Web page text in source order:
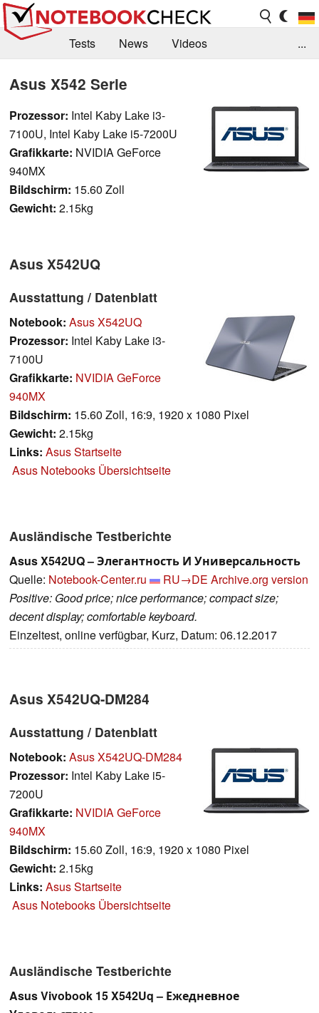
Tests News
Videos
Jobs
Forum
...
Asus X542 Serie
Prozessor: Intel Kaby Lake i3-
7100U, Intel Kaby Lake i5-7200U
Grafikkarte: NVIDIA GeForce
940MX
Bildschirm: 15.60 Zoll
Gewicht: 2.15kg
Asus X542UQ
Ausstattung / Datenblatt
Notebook: Asus X542UQ
Prozessor: Intel Kaby Lake i3-
7100U
Grafikkarte: NVIDIA GeForce
940MX
Bildschirm: 15.60 Zoll, 16:9, 1920 x 1080 Pixel
Gewicht: 2.15kg
Links: Asus Startseite
Asus Notebooks Übersichtseite
Ausländische Testberichte
Asus X542UQ – Элегантность И Универсальность
Quelle: Notebook-Center.ru RU→DE Archive.org version
Positive: Good price; nice performance; compact size;
decent display; comfortable keyboard.
Einzeltest, online verfügbar, Kurz, Datum: 06.12.2017
Asus X542UQ-DM284
Ausstattung / Datenblatt
Notebook: Asus X542UQ-DM284
Prozessor: Intel Kaby Lake i5-
7200U
Grafikkarte: NVIDIA GeForce
940MX
Bildschirm: 15.60 Zoll, 16:9, 1920 x 1080 Pixel
Gewicht: 2.15kg
Links: Asus Startseite
Asus Notebooks Übersichtseite
Ausländische Testberichte
Asus Vivobook 15 X542Uq – Ежедневное